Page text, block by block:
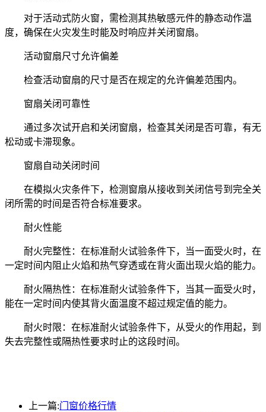
对于活动式防火窗，需检测其热敏感元件的静态动作温
度，确保在火灾发生时能及时响应并关闭窗扇。
活动窗扇尺寸允许偏差
检查活动窗扇的尺寸是否在规定的允许偏差范围内。
窗扇关闭可靠性
通过多次试开启和关闭窗扇，检查其关闭是否可靠，有无
松动或卡滞现象。
窗扇自动关闭时间
在模拟火灾条件下，检测窗扇从接收到关闭信号到完全关
闭所需的时间是否符合标准要求。
耐火性能
耐火完整性：在标准耐火试验条件下，当一面受火时，在
一定时间内阻止火焰和热气穿透或在背火面出现火焰的能力。
耐火隔热性：在标准耐火试验条件下，当其一面受火时，
能在一定时间内使其背火面温度不超过规定值的能力。
耐火时限：在标准耐火试验条件下，从受火的作用起，到
失去完整性或隔热性要求时止的这段时间。
上一篇:门窗价格行情